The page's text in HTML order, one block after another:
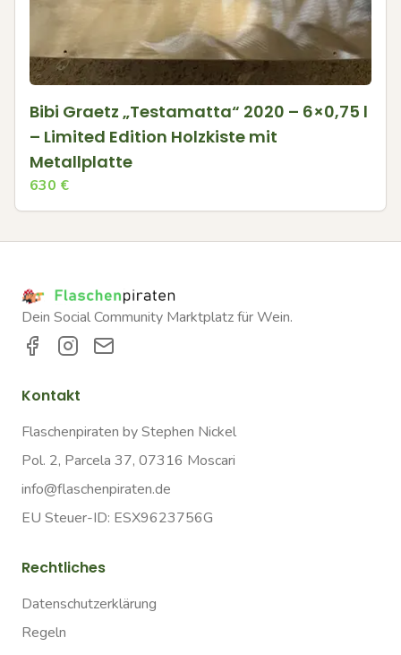
Bibi Graetz „Testamatta“ 2020 – 6×0,75 l
– Limited Edition Holzkiste mit
Metallplatte
630 €
Dein Social Community Marktplatz für Wein.
Kontakt
Flaschenpiraten by Stephen Nickel
Pol. 2, Parcela 37, 07316 Moscari
info@flaschenpiraten.de
EU Steuer-ID: ESX9623756G
Rechtliches
Datenschutzerklärung
Regeln